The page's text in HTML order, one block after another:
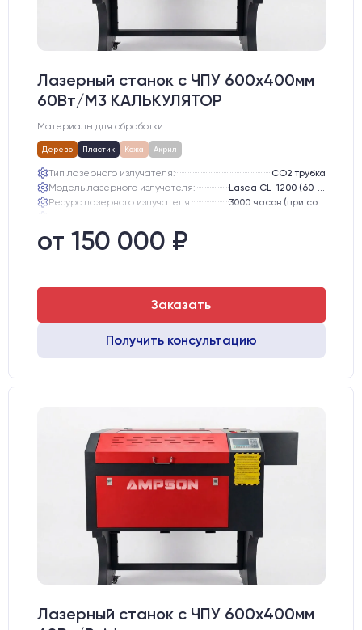
Лазерный станок c ЧПУ 600х400мм
60Вт/М3 КАЛЬКУЛЯТОР
Материалы для обработки:
Дерево Пластик Кожа Акрил
Тип лазерного излучателя:
СО2 трубка
Модель лазерного излучателя:
Lasea CL-1200 (60-75 Вт)
Ресурс лазерного излучателя:
3000 часов (при соблюдении условий эксплуатации)
Зеркала:
Интерфейс подключения станка к ПК:
от 150 000 ₽
Заказать
Получить консультацию
Лазерный станок c ЧПУ 600х400мм